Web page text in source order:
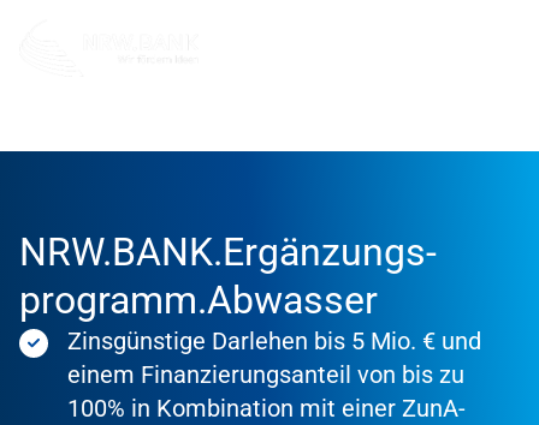
NRW.BANK.Ergänzungs­
programm.­Abwasser
Zinsgünstige Darlehen bis 5 Mio. € und
einem Finanzierungsanteil von bis zu
100% in Kombination mit einer ZunA-